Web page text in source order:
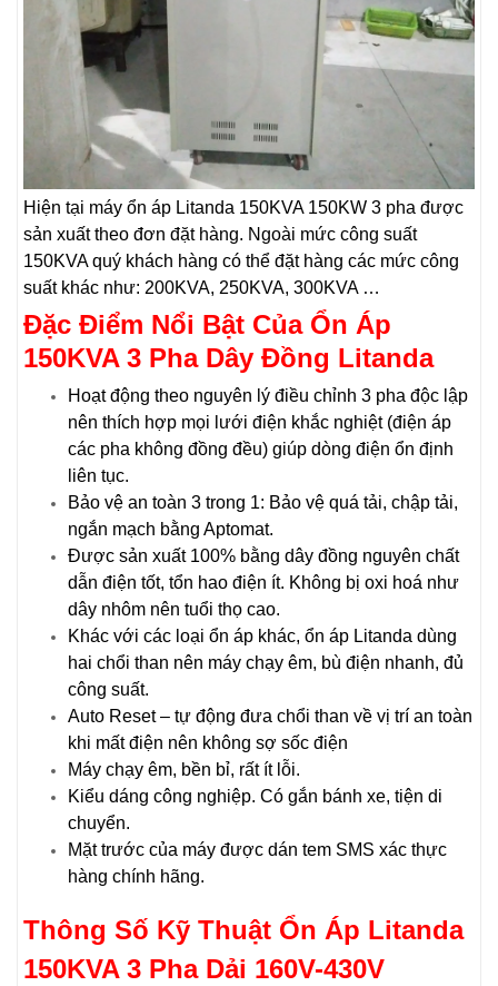
Hiện tại máy ổn áp Litanda 150KVA 150KW 3 pha được
sản xuất theo đơn đặt hàng. Ngoài mức công suất
150KVA quý khách hàng có thể đặt hàng các mức công
suất khác như: 200KVA, 250KVA, 300KVA …
Đặc Điểm Nổi Bật Của Ổn Áp
150KVA 3 Pha Dây Đồng Litanda
Hoạt động theo nguyên lý điều chỉnh 3 pha độc lập
nên thích hợp mọi lưới điện khắc nghiệt (điện áp
các pha không đồng đều) giúp dòng điện ổn định
liên tục.
Bảo vệ an toàn 3 trong 1: Bảo vệ quá tải, chập tải,
ngắn mạch bằng Aptomat.
Được sản xuất 100% bằng dây đồng nguyên chất
dẫn điện tốt, tổn hao điện ít. Không bị oxi hoá như
dây nhôm nên tuổi thọ cao.
Khác với các loại ổn áp khác, ổn áp Litanda dùng
hai chổi than nên máy chạy êm, bù điện nhanh, đủ
công suất.
Auto Reset – tự động đưa chổi than về vị trí an toàn
khi mất điện nên không sợ sốc điện
Máy chạy êm, bền bỉ, rất ít lỗi.
Kiểu dáng công nghiệp. Có gắn bánh xe, tiện di
chuyển.
Mặt trước của máy được dán tem SMS xác thực
hàng chính hãng.
Thông Số Kỹ Thuật Ổn Áp Litanda
150KVA 3 Pha Dải 160V-430V